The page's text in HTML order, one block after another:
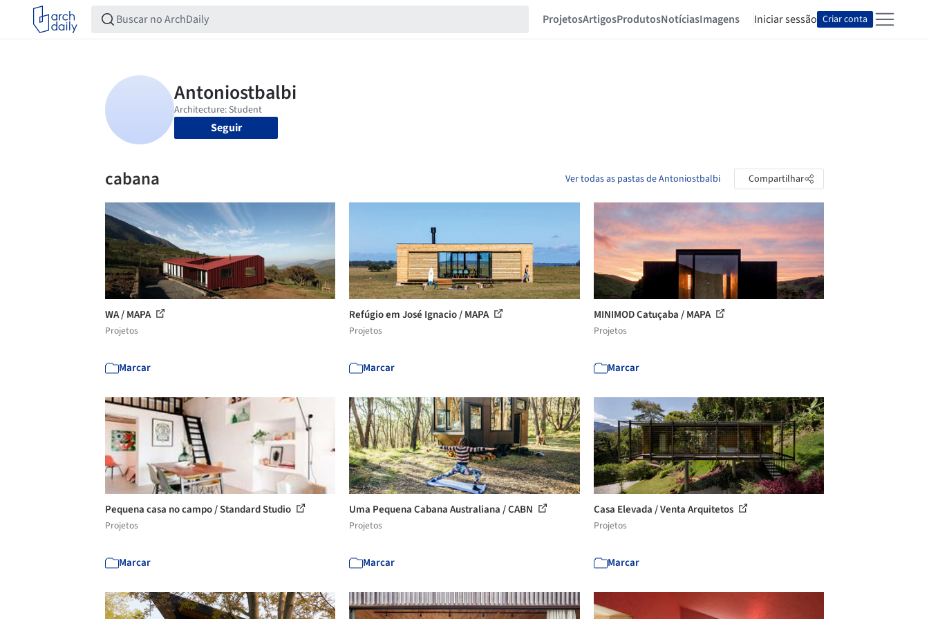
ProjetosArtigosProdutosNotíciasImagens Iniciar sessão Criar conta
Seguir
cabana Ver todas as pastas de Antoniostbalbi Compartilhar
WA / MAPA
Projetos
Marcar
Refúgio em José Ignacio / MAPA
Projetos
Marcar
MINIMOD Catuçaba / MAPA
Projetos
Marcar
Pequena casa no campo / Standard Studio
Projetos
Marcar
Uma Pequena Cabana Australiana / CABN
Projetos
Marcar
Casa Elevada / Venta Arquitetos
Projetos
Marcar